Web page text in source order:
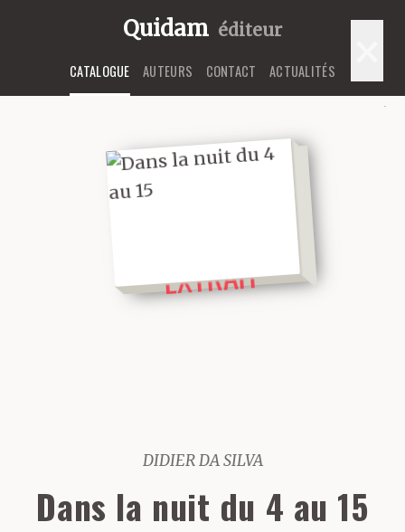
Quidam éditeur
CATALOGUE AUTEURS CONTACT ACTUALITÉS
EXTRAIT
DIDIER DA SILVA
Dans la nuit du 4 au 15